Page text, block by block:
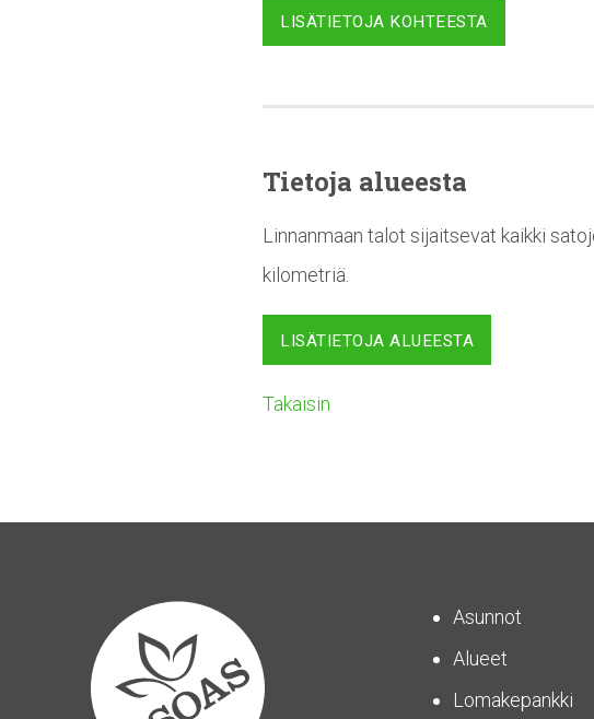
LISÄTIETOJA KOHTEESTA
Tietoja alueesta
Linnanmaan talot sijaitsevat kaikki
kilometriä.
LISÄTIETOJA ALUEESTA
Takaisin
Asunnot
Alueet
Lomakepankki